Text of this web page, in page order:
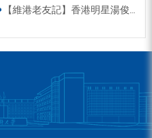
【維港老友記】香港明星湯俊明驚喜現身維港口腔 擔任明星一日店長！